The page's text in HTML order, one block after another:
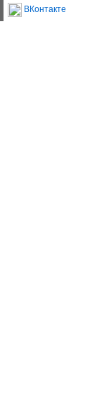
ВКонтакте